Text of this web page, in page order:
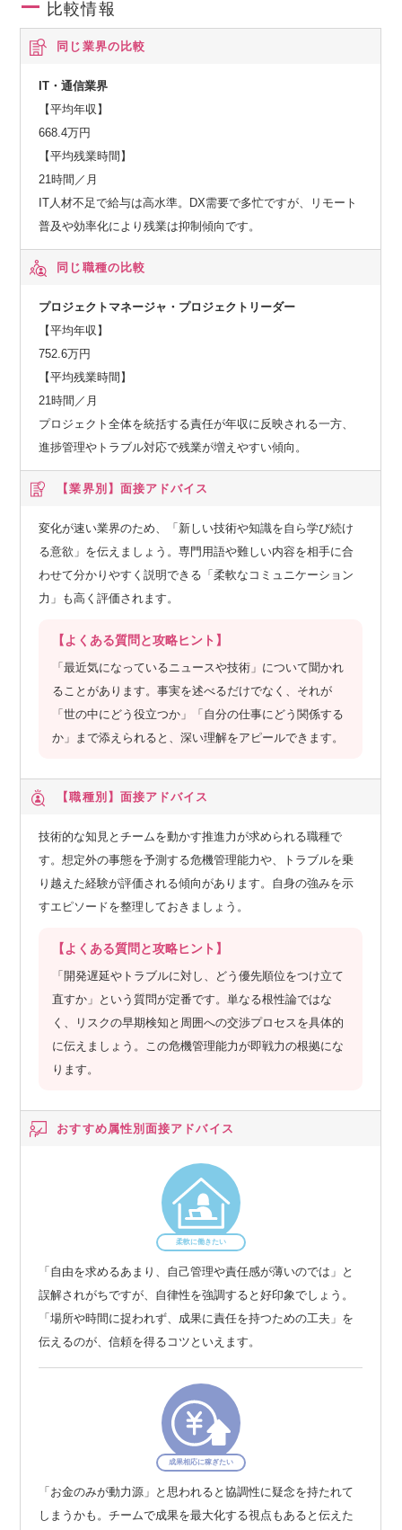
比較情報
同じ業界の比較
IT・通信業界
【平均年収】
668.4万円
【平均残業時間】
21時間／月
IT人材不足で給与は高水準。DX需要で多忙ですが、リモート
普及や効率化により残業は抑制傾向です。
同じ職種の比較
プロジェクトマネージャ・プロジェクトリーダー
【平均年収】
752.6万円
【平均残業時間】
21時間／月
プロジェクト全体を統括する責任が年収に反映される一方、
進捗管理やトラブル対応で残業が増えやすい傾向。
【業界別】 面接アドバイス
変化が速い業界のため、「新しい技術や知識を自ら学び続け
る意欲」を伝えましょう。専門用語や難しい内容を相手に合
わせて分かりやすく説明できる「柔軟なコミュニケーション
力」も高く評価されます。
【よくある質問と攻略ヒント】
「最近気になっているニュースや技術」について聞かれ
ることがあります。事実を述べるだけでなく、それが
「世の中にどう役立つか」「自分の仕事にどう関係する
か」まで添えられると、深い理解をアピールできます。
【職種別】 面接アドバイス
技術的な知見とチームを動かす推進力が求められる職種で
す。想定外の事態を予測する危機管理能力や、トラブルを乗
り越えた経験が評価される傾向があります。自身の強みを示
すエピソードを整理しておきましょう。
【よくある質問と攻略ヒント】
「開発遅延やトラブルに対し、どう優先順位をつけ立て
直すか」という質問が定番です。単なる根性論ではな
く、リスクの早期検知と周囲への交渉プロセスを具体的
に伝えましょう。この危機管理能力が即戦力の根拠にな
ります。
おすすめ属性別面接アドバイス
柔軟に働きたい
「自由を求めるあまり、自己管理や責任感が薄いのでは」と
誤解されがちですが、自律性を強調すると好印象でしょう。
「場所や時間に捉われず、成果に責任を持つための工夫」を
伝えるのが、信頼を得るコツといえます。
成果相応に稼ぎたい
「お金のみが動力源」と思われると協調性に疑念を持たれて
しまうかも。チームで成果を最大化する視点もあると伝えた